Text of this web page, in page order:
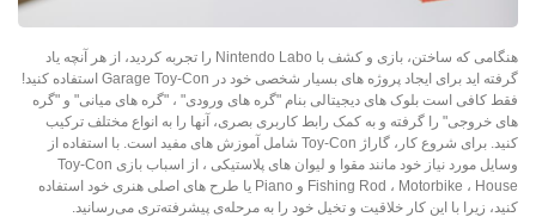
هنگامی که ساختن، بازی و کشف با Nintendo Labo را تجربه کردید، از هر آنچه یاد
گرفته اید برای ایجاد پروژه های بسیار شخصی خود در Garage Toy-Con استفاده کنید!
فقط کافی است بلوک های دیجیتالی بنام "گره های ورودی" ، "گره های میانی" و "گره
های خروجی" را گرفته و به کمک رابط کاربری بصری، آنها را به انواع مختلف ترکیب
کنید. برای شروع کار، گاراژ Toy-Con شامل آموزش های مفید است. با استفاده از
وسایل مورد نیاز خود مانند مقوا و لیوان های پلاستیکی ، از اسباب بازی Toy-Con
Fishing Rod ، Motorbike ، House و Piano یا طرح های اصلی هنری خود استفاده
کنید، زیرا با این کار خلاقیت و تخیل خود را به مرحله‌ی پیشرفته‌تری می‌رسانید.